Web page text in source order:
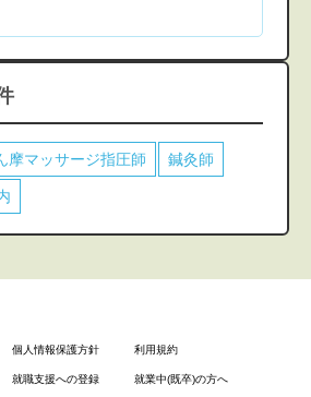
摩マッサージ指圧師 鍼灸師
個人情報保護方針 利用規約
就職支援への登録 就業中(既卒)の方へ